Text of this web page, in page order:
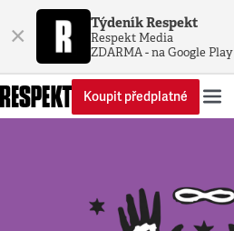
× Týdeník Respekt
Respekt Media
ZDARMA - na Google Play
Koupit předplatné